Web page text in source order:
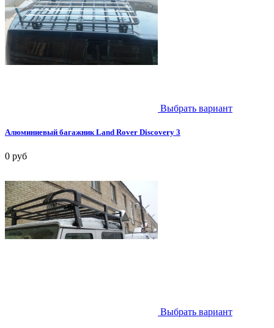
Выбрать вариант
Алюминиевый багажник Land Rover Discovery 3
0 руб
Выбрать вариант